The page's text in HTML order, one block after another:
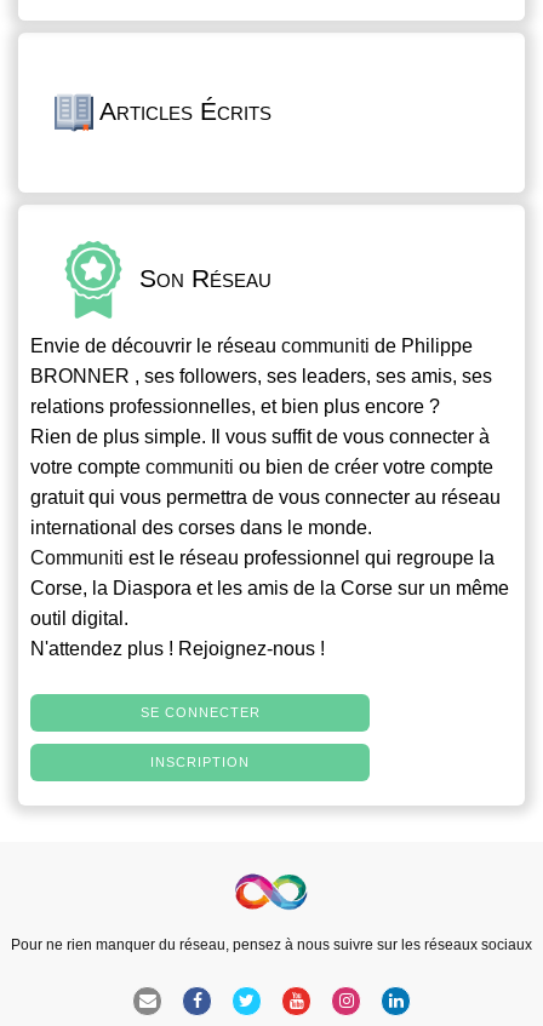
Articles Écrits
Son Réseau
Envie de découvrir le réseau communiti de Philippe
BRONNER , ses followers, ses leaders, ses amis, ses
relations professionnelles, et bien plus encore ?
Rien de plus simple. Il vous suffit de vous connecter à
votre compte communiti ou bien de créer votre compte
gratuit qui vous permettra de vous connecter au réseau
international des corses dans le monde.
Communiti est le réseau professionnel qui regroupe la
Corse, la Diaspora et les amis de la Corse sur un même
outil digital.
N'attendez plus ! Rejoignez-nous !
SE CONNECTER
INSCRIPTION
Pour ne rien manquer du réseau, pensez à nous suivre sur les réseaux sociaux